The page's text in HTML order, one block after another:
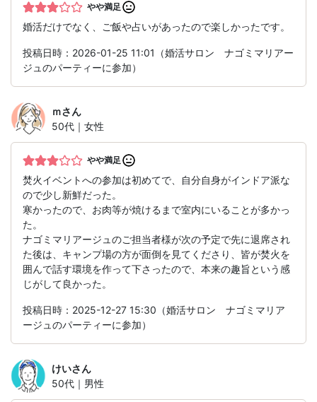
やや満足
婚活だけでなく、ご飯や占いがあったので楽しかったです。
投稿日時：2026-01-25 11:01（婚活サロン ナゴミマリアー
ジュのパーティーに参加）
ｍさん
50代｜女性
やや満足
焚火イベントへの参加は初めてで、自分自身がインドア派な
ので少し新鮮だった。
寒かったので、お肉等が焼けるまで室内にいることが多かっ
た。
ナゴミマリアージュのご担当者様が次の予定で先に退席され
た後は、キャンプ場の方が面倒を見てくださり、皆が焚火を
囲んで話す環境を作って下さったので、本来の趣旨という感
じがして良かった。
投稿日時：2025-12-27 15:30（婚活サロン ナゴミマリア
ージュのパーティーに参加）
けいさん
50代｜男性